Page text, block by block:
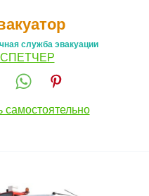
служба эвакуации
самостоятельно